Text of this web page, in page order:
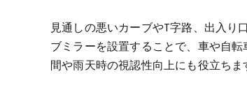
見通しの悪いカーブやT字路、出入り
ブミラーを設置することで、車や自
間や雨天時の視認性向上にも役立ち